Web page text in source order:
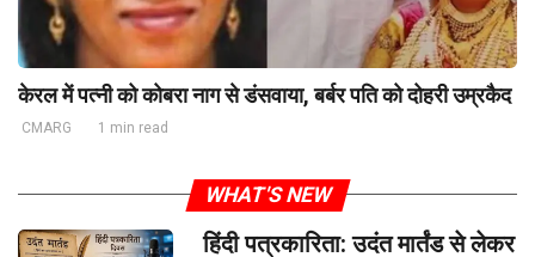
केरल में पत्नी को कोबरा नाग से डंसवाया, बर्बर पति को दोहरी उम्रकैद
CMARG 1 min read
WHAT'S NEW
हिंदी पत्रकारिता: उदंत मार्तंड से लेकर